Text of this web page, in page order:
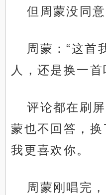
但周蒙没同意
周蒙：“这首
人，还是换一首
评论都在刷
蒙也不回答，
我更喜欢你。
周蒙刚唱完